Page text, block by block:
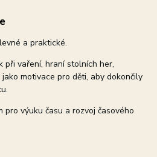
a praktické.
při vaření, hraní stolních her,
motivace pro děti, aby dokončily
pro výuku času a rozvoj časového